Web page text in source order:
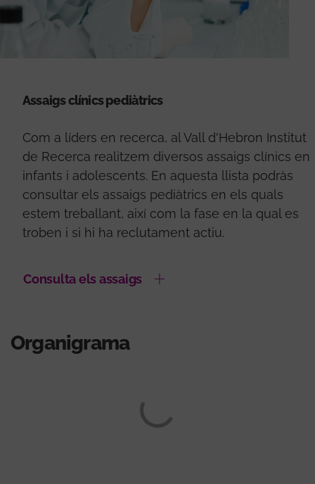
Assaigs clínics pediàtrics
Com a líders en recerca, al Vall d'Hebron Institut
de Recerca realitzem diversos assaigs clínics en
infants i adolescents. En aquesta llista podràs
consultar els assaigs pediàtrics en els quals
estem treballant, així com la fase en la qual es
troben i si hi ha reclutament actiu.
Consulta els assaigs
Organigrama